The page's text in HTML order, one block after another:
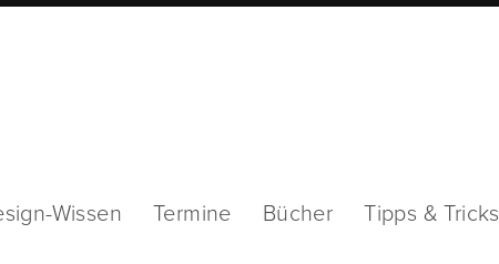
Wissen Termine Bücher Tipps & Tricks